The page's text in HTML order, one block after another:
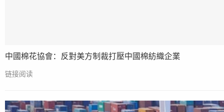
中國棉花協會：反對美方制裁打壓中國棉紡織企業
链接阅读